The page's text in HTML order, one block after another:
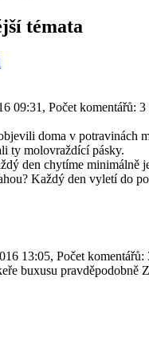
témata
09:31, Počet komentářů: 3
doma v potravinách
ty molovraždící pásky.
den chytíme
Každý den vyletí do
13:05, Počet komentářů:
buxusu